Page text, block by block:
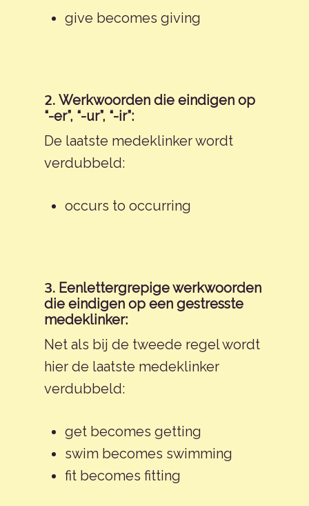
give becomes giving
2.Werkwoorden die eindigen op
“-er”, “-ur”, “-ir”:
De laatste medeklinker wordt
verdubbeld:
occurs to occurring
3. Eenlettergrepige werkwoorden
die eindigen op een gestresste
medeklinker:
Net als bij de tweede regel wordt
hier de laatste medeklinker
verdubbeld:
get becomes getting
swim becomes swimming
fit becomes fitting
Español